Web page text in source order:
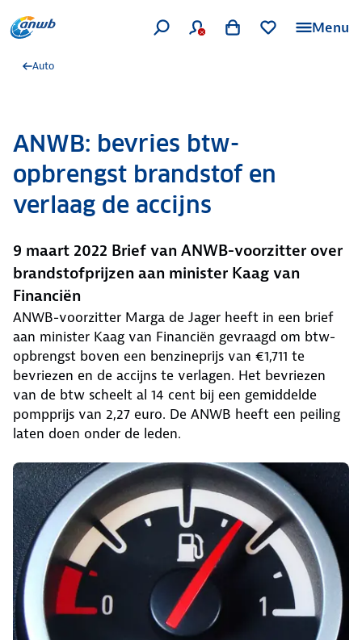
Menu
Auto
ANWB: bevries btw-
opbrengst brandstof en
verlaag de accijns
9 maart 2022 Brief van ANWB-voorzitter over
brandstofprijzen aan minister Kaag van
Financiën
ANWB-voorzitter Marga de Jager heeft in een brief
aan minister Kaag van Financiën gevraagd om btw-
opbrengst boven een benzineprijs van €1,711 te
bevriezen en de accijns te verlagen. Het bevriezen
van de btw scheelt al 14 cent bij een gemiddelde
pompprijs van 2,27 euro. De ANWB heeft een peiling
laten doen onder de leden.